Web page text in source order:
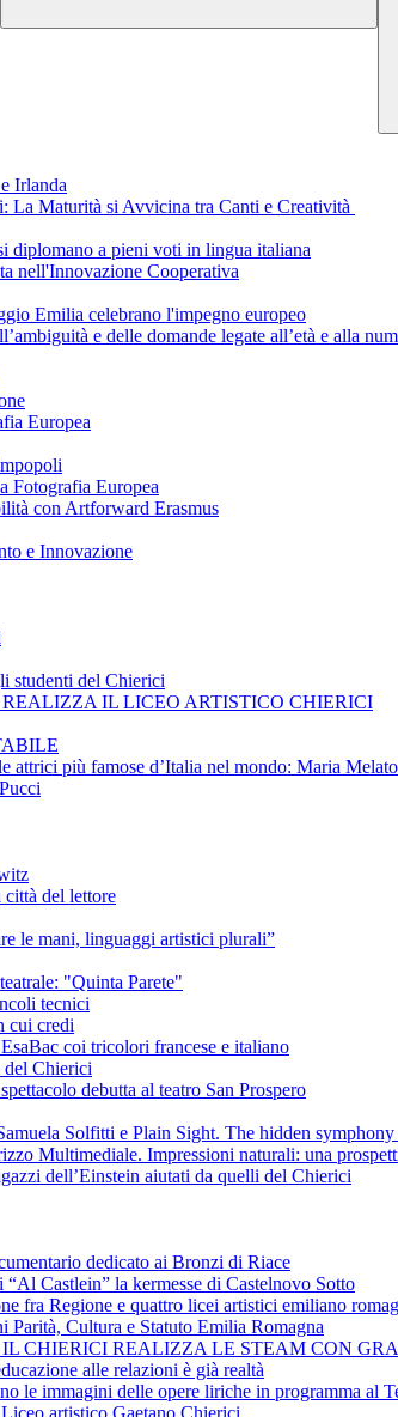
Irlanda
La Maturità si Avvicina tra Canti e Creatività
diplomano a pieni voti in lingua italiana
nell'Innovazione Cooperativa
Emilia celebrano l'impegno europeo
e delle domande legate all’età e alla
Europea
Fotografia Europea
con Artforward Erasmus
e Innovazione
studenti del Chierici
IL LICEO ARTISTICO CHIERICI
più famose d’Italia nel mondo: Maria
del lettore
le mani, linguaggi artistici plurali”
"Quinta Parete"
tecnici
cui credi
coi tricolori francese e italiano
del Chierici
debutta al teatro San Prospero
Solfitti e Plain Sight. The hidden
Multimediale. Impressioni naturali: una
dell’Einstein aiutati da quelli del Chierici
dedicato ai Bronzi di Riace
Castlein” la kermesse di Castelnovo Sotto
fra Regione e quattro licei artistici emiliano
Cultura e Statuto Emilia Romagna
CHIERICI REALIZZA LE STEAM CON
alle relazioni è già realtà
le immagini delle opere liriche in programma al